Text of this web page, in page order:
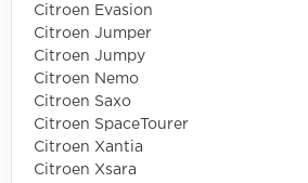
Citroen Evasion
Citroen Jumper
Citroen Jumpy
Citroen Nemo
Citroen Saxo
Citroen SpaceTourer
Citroen Xantia
Citroen Xsara